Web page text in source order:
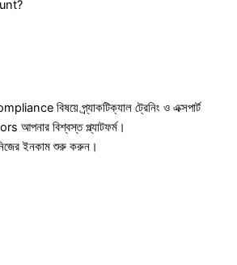
বিষয়ে প্র্যাকটিক্যাল ট্রেনিং ও এক্সপার্ট
আপনার বিশ্বস্ত প্ল্যাটফর্ম।
ইনকাম শুরু করুন।